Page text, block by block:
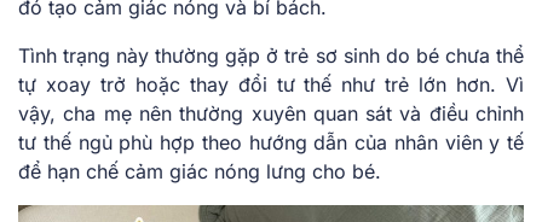
đó tạo cảm giác nóng và bí bách.
Tình trạng này thường gặp ở trẻ sơ sinh do bé chưa thể
tự xoay trở hoặc thay đổi tư thế như trẻ lớn hơn. Vì
vậy, cha mẹ nên thường xuyên quan sát và điều chỉnh
tư thế ngủ phù hợp theo hướng dẫn của nhân viên y tế
để hạn chế cảm giác nóng lưng cho bé.